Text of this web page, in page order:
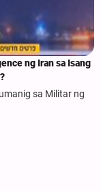
ng Iran sa Isang
sa Militar ng